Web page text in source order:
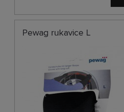
Pewag rukavice L